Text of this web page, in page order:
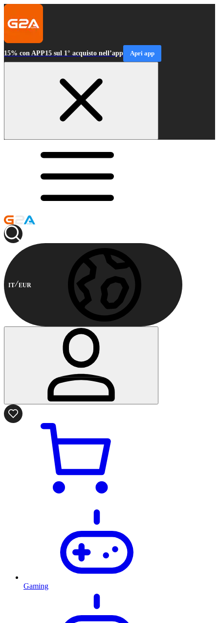
15% con APP15 sul 1° acquisto nell’app Apri app
IT EUR
Gaming